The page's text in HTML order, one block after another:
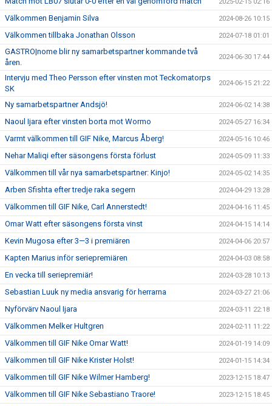
Välkommen Benjamin Silva 2024-08-26 10:15
Välkommen tillbaka Jonathan Olsson 2024-07-18 01:01
GASTRO|nome blir ny samarbetspartner kommande två
åren.
2024-06-30 17:44
Intervju med Theo Persson efter vinsten mot Teckomatorps
SK
2024-06-15 21:22
Ny samarbetspartner Andsjö! 2024-06-02 14:38
Naoul Ijara efter vinsten borta mot Wormo 2024-05-27 16:34
Varmt välkommen till GIF Nike, Marcus Åberg! 2024-05-16 10:46
Nehar Maliqi efter säsongens första förlust 2024-05-09 11:33
Välkommen till vår nya samarbetspartner: Kinjo! 2024-05-02 14:35
Arben Sfishta efter tredje raka segern 2024-04-29 13:28
Välkommen till GIF Nike, Carl Annerstedt! 2024-04-16 11:45
Omar Watt efter säsongens första vinst 2024-04-15 14:14
Kevin Mugosa efter 3—3 i premiären 2024-04-06 20:57
Kapten Marius inför seriepremiären 2024-04-03 08:58
En vecka till seriepremiär! 2024-03-28 10:13
Sebastian Luuk ny media ansvarig för herrarna 2024-03-27 21:06
Nyförvärv Naoul Ijara 2024-03-11 22:18
Välkommen Melker Hultgren 2024-02-11 11:22
Välkommen till GIF Nike Omar Watt! 2024-01-19 14:09
Välkommen till GIF Nike Krister Holst! 2024-01-15 14:34
Välkommen till GIF Nike Wilmer Hamberg! 2023-12-15 18:47
Välkommen till GIF Nike Sebastiano Traore! 2023-12-15 18:45